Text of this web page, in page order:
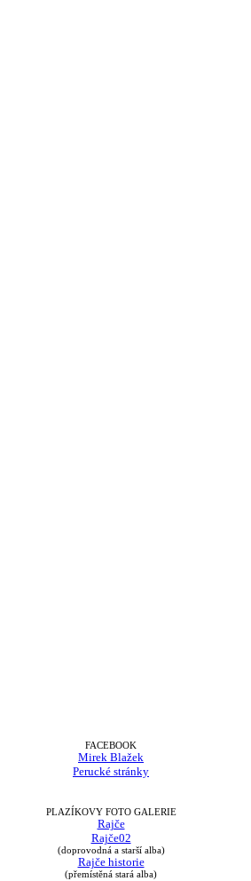
FACEBOOK
Mirek Blažek
Perucké stránky
PLAZÍKOVY FOTO GALERIE
Rajče
Rajče02
(doprovodná a starší alba)
Rajče historie
(přemístěná stará alba)